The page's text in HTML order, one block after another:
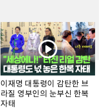
이재명 대통령이 감탄한 브
라질 영부인의 눈부신 한복
자태